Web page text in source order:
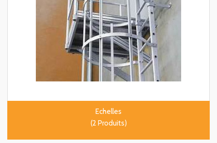
Echelles
(2 Produits)